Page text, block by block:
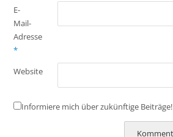
E-
Mail-
Adresse
*
Website
Informiere mich über zukünftige Beiträge!